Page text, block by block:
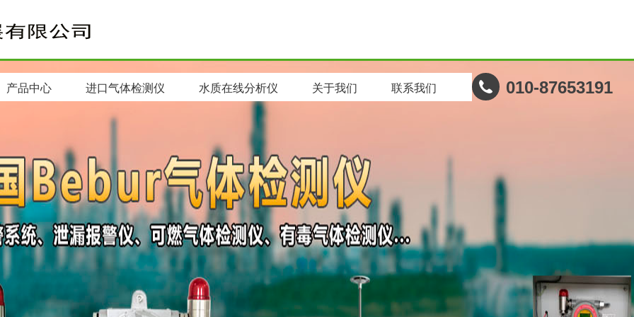
产品中心 进口气体检测仪 水质在线分析仪 关于我们 联系我们 010-87653191